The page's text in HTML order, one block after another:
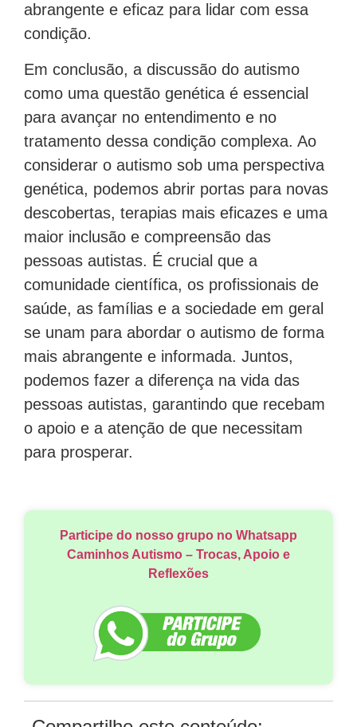
abrangente e eficaz para lidar com essa
condição.
Em conclusão, a discussão do autismo
como uma questão genética é essencial
para avançar no entendimento e no
tratamento dessa condição complexa. Ao
considerar o autismo sob uma perspectiva
genética, podemos abrir portas para novas
descobertas, terapias mais eficazes e uma
maior inclusão e compreensão das
pessoas autistas. É crucial que a
comunidade científica, os profissionais de
saúde, as famílias e a sociedade em geral
se unam para abordar o autismo de forma
mais abrangente e informada. Juntos,
podemos fazer a diferença na vida das
pessoas autistas, garantindo que recebam
o apoio e a atenção de que necessitam
para prosperar.
Participe do nosso grupo no Whatsapp
Caminhos Autismo – Trocas, Apoio e
Reflexões